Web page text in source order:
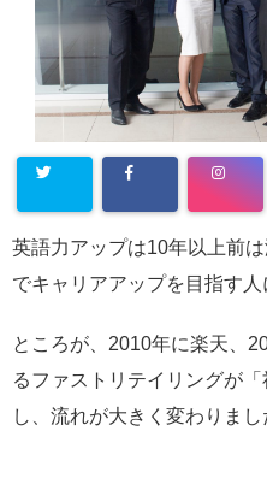
英語力アップは10年以上前
でキャリアアップを目指す人
ところが、2010年に楽天、
るファストリテイリングが
し、流れが大きく変わりまし